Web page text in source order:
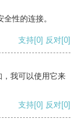
性的连接。
支持[0] 反对[0]
我可以使用它来
支持[0] 反对[0]